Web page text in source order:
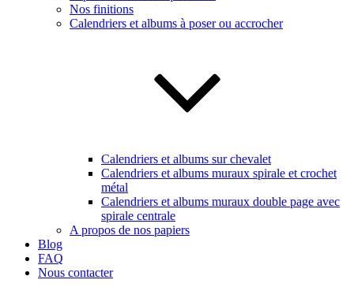
Nos finitions
Calendriers et albums à poser ou accrocher
Calendriers et albums sur chevalet
Calendriers et albums muraux spirale et crochet
métal
Calendriers et albums muraux double page avec
spirale centrale
A propos de nos papiers
Blog
FAQ
Nous contacter